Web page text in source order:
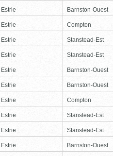
Estrie Barnston-Ouest
Estrie Compton
Estrie Stanstead-Est
Estrie Stanstead-Est
Estrie Barnston-Ouest
Estrie Barnston-Ouest
Estrie Compton
Estrie Stanstead-Est
Estrie Stanstead-Est
Estrie Barnston-Ouest